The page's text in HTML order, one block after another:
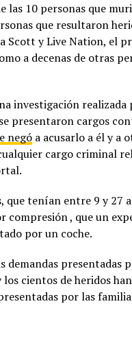
las 10 personas que
que resultaron
Scott y Live Nation, el
a decenas de otras
investigación
presentaron cargos
negóa acusarlo a él y a
cargo criminal
que tenían entre 9 y 27
compresión , que un
por un coche.
demandas presentadas
cientos de heridos
por las